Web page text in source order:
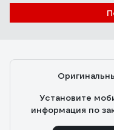
Установите
информация по